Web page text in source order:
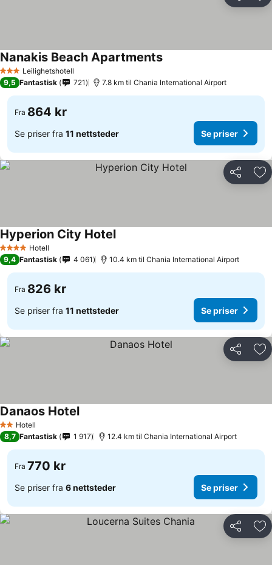
3 StjernerLeilighetshotell
Nanakis Beach ApartmentsSe priser
9,5 Fantastisk 721 7.8 km til Chania International Airport
Fra 864 kr
Se priser fra 11 nettsteder Se priser
Del
4 StjernerHotell
Hyperion City HotelSe priser
9,4 Fantastisk 4 061 10.4 km til Chania International Airport
Fra 826 kr
Se priser fra 11 nettsteder Se priser
Del
2 Stjerner
Hotell
Danaos HotelSe priser
8,7 Fantastisk 1 917 12.4 km til Chania International Airport
Fra 770 kr
Se priser fra 6 nettsteder Se priser
Del